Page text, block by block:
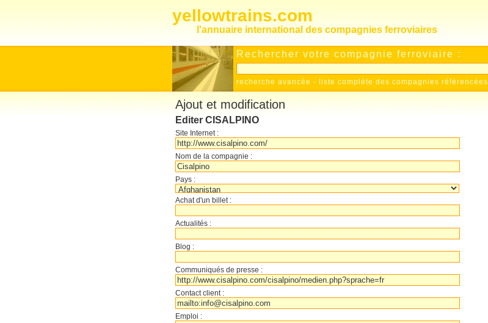
yellowtrains.com
l'annuaire international des compagnies ferroviaires
Rechercher votre compagnie ferroviaire :
recherche avancée - liste complète des compagnies référencées
Ajout et modification
Editer CISALPINO
Site Internet :
Nom de la compagnie :
Pays :
Achat d'un billet :
Actualités :
Blog :
Communiqués de presse :
Contact client :
Emploi :